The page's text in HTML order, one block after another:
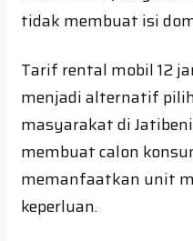
tidak membuat isi
Tarif rental mobil 12
menjadi alternatif
masyarakat di
membuat calon
memanfaatkan unit
keperluan.